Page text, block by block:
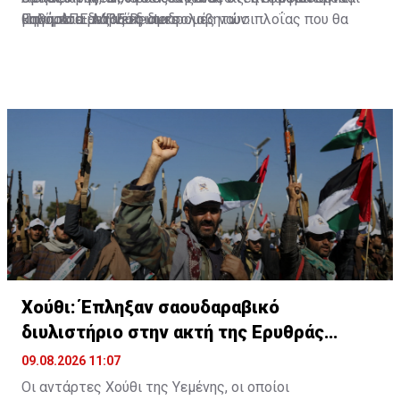
μηνύματα μεταξύ διαμεσολαβητών.
θαλάσσια διάβαση.
καθορίσει τις νέες διαδρομές ναυσιπλοΐας που θα
Πηγή: ΑΠΕ-ΜΠΕ-Reuters
Χούθι: Έπληξαν σαουδαραβικό
διυλιστήριο στην ακτή της Ερυθράς
Θάλασσας
09.08.2026 11:07
Οι αντάρτες Χούθι της Υεμένης, οι οποίοι